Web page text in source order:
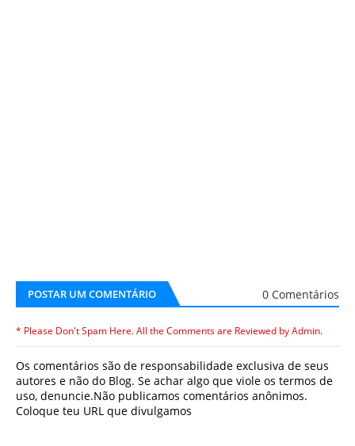
POSTAR UM COMENTÁRIO 0 Comentários
* Please Don't Spam Here. All the Comments are Reviewed by Admin.
Os comentários são de responsabilidade exclusiva de seus
autores e não do Blog. Se achar algo que viole os termos de
uso, denuncie.Não publicamos comentários anônimos.
Coloque teu URL que divulgamos